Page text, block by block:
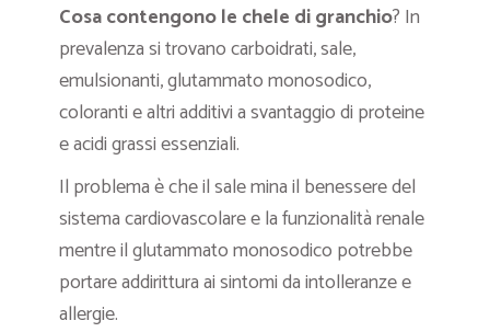
Cosa contengono le chele di granchio? In
prevalenza si trovano carboidrati, sale,
emulsionanti, glutammato monosodico,
coloranti e altri additivi a svantaggio di proteine
e acidi grassi essenziali.
Il problema è che il sale mina il benessere del
sistema cardiovascolare e la funzionalità renale
mentre il glutammato monosodico potrebbe
portare addirittura ai sintomi da intolleranze e
allergie.